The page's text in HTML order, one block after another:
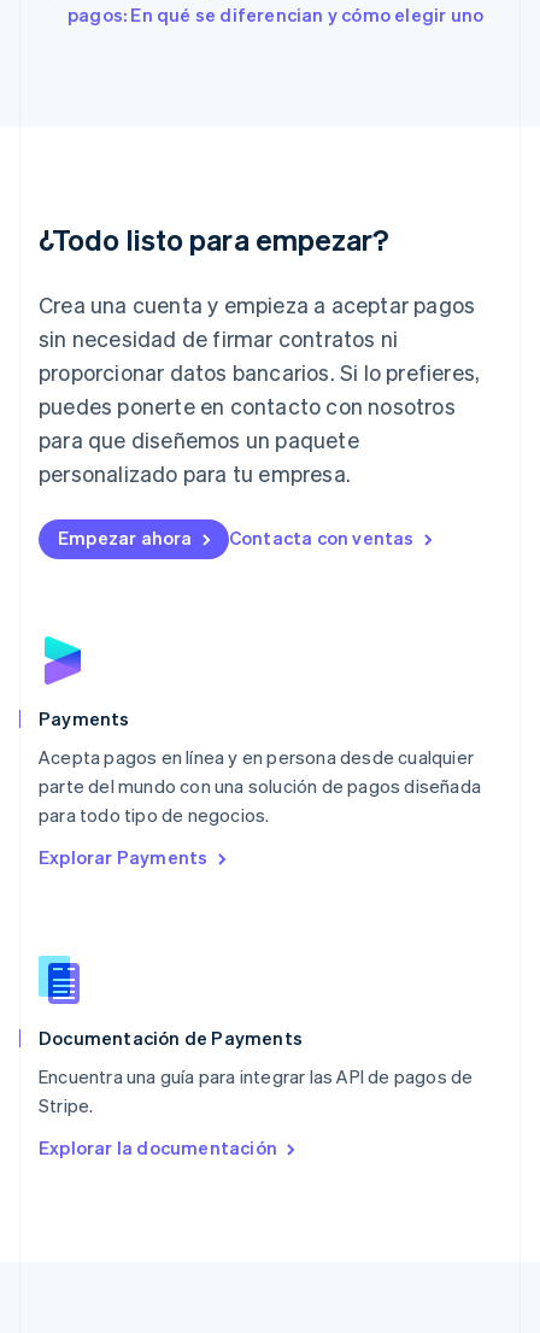
pagos: En qué se diferencian y cómo elegir uno
¿Todo listo para empezar?
Crea una cuenta y empieza a aceptar pagos
sin necesidad de firmar contratos ni
proporcionar datos bancarios. Si lo prefieres,
puedes ponerte en contacto con nosotros
para que diseñemos un paquete
personalizado para tu empresa.
Empezar ahora Contacta con ventas
Payments
Acepta pagos en línea y en persona desde cualquier
parte del mundo con una solución de pagos diseñada
para todo tipo de negocios.
Explorar Payments
Documentación de Payments
Encuentra una guía para integrar las API de pagos de
Stripe.
Explorar la documentación
Français English
Irlanda
Italia
English
Japón
日本語 English
Letonia
Liechtenstein
DeutschEnglish
English
Luxemburgo
Malta
English
EspañolEnglish
English
Nueva Zelandia
English
NederlandsEnglish
Português
RAE de Hong Kong, China
Reino Unido
República Checa
English
English